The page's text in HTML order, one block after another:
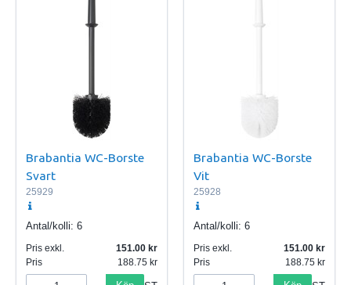
Brabantia WC-Borste
Svart
25929
Antal/kolli: 6
Pris exkl.
151.00
Pris
188.75
Brabantia WC-Borste
Vit
25928
Antal/kolli: 6
Pris exkl.
151.00
Pris
188.75